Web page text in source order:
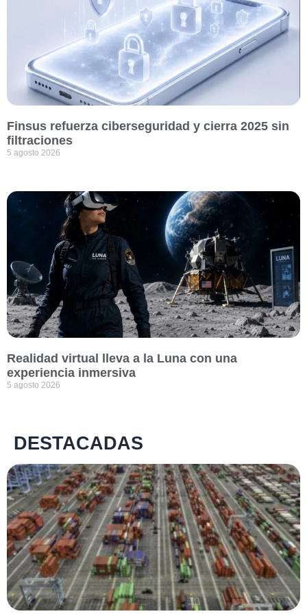
Finsus refuerza ciberseguridad y cierra 2025 sin
filtraciones
5 agosto 2026
Realidad virtual lleva a la Luna con una
experiencia inmersiva
5 agosto 2026
DESTACADAS